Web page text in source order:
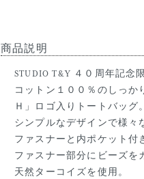
商品説明
STUDIO T&Y ４０周年記念
コットン１００％のしっか
Ｈ」ロゴ入りトートバッグ。
シンプルなデザインで様々
ファスナーと内ポケット付
ファスナー部分にビーズを
天然ターコイズを使用。